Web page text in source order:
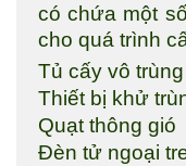
có chứa một
cho quá trình
Tủ cấy vô trùng
Thiết bị khử
Quạt thông gió
Đèn tử ngoại